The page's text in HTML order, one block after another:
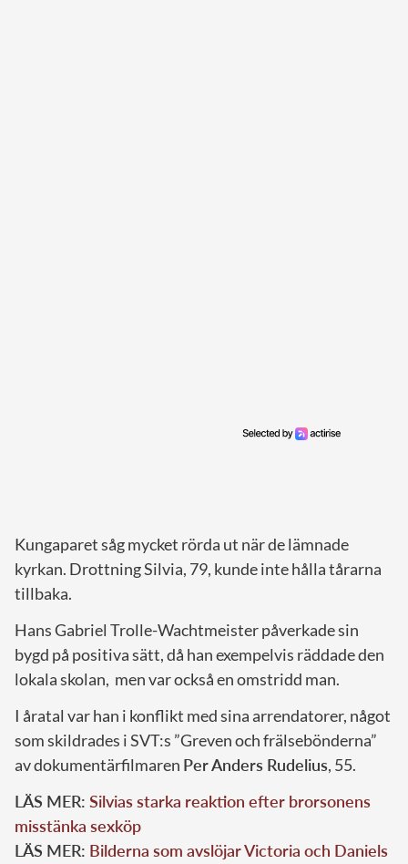
Kungaparet såg mycket rörda ut när de lämnade
kyrkan. Drottning Silvia, 79, kunde inte hålla tårarna
tillbaka.
Hans Gabriel Trolle-Wachtmeister påverkade sin
bygd på positiva sätt, då han exempelvis räddade den
lokala skolan, men var också en omstridd man.
I åratal var han i konflikt med sina arrendatorer, något
som skildrades i SVT:s ”Greven och frälsebönderna”
av dokumentärfilmaren Per Anders Rudelius, 55.
LÄS MER: Silvias starka reaktion efter brorsonens
misstänka sexköp
LÄS MER: Bilderna som avslöjar Victoria och Daniels